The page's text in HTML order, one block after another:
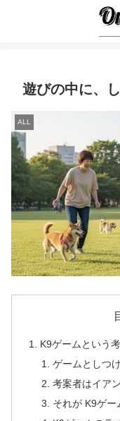
遊びの中に、
ALL
K9ゲームという
ゲームとしつ
考案者はイア
それが K9ゲー